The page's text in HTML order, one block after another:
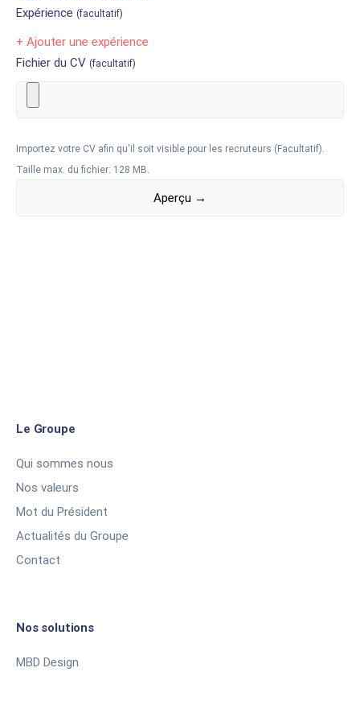
Expérience (facultatif)
+ Ajouter une expérience
Fichier du CV (facultatif)
Importez votre CV afin qu'il soit visible pour les recruteurs (Facultatif).
Taille max. du fichier: 128 MB.
Le Groupe
Qui sommes nous
Nos valeurs
Mot du Président
Actualités du Groupe
Contact
Nos solutions
MBD Design